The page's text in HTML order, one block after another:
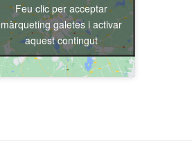
Feu clic per acceptar
màrqueting galetes i activar
aquest contingut